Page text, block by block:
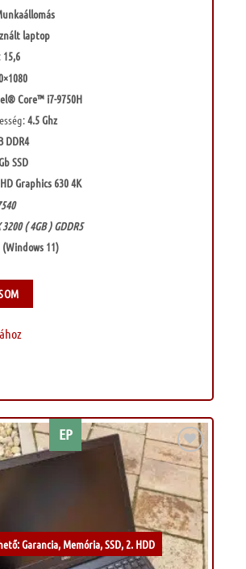
laptop
15,6
Core™ i7-9750H
4.5 Ghz
DDR4
SSD
Graphics 630 4K
( 4GB ) GDDR5
11)
EP
Garancia, Memória, SSD, 2. HDD
Kívánságlistához